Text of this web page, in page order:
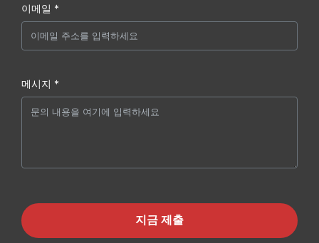
이메일 *
메시지 *
지금 제출